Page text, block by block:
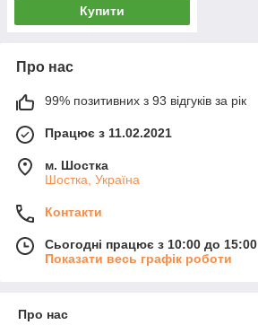
Купити
Про нас
99% позитивних з 93 відгуків за рік
Працює з 11.02.2021
м. Шостка
Шостка, Україна
Контакти
Сьогодні працює з 10:00 до 15:00
Показати весь графік роботи
Про нас